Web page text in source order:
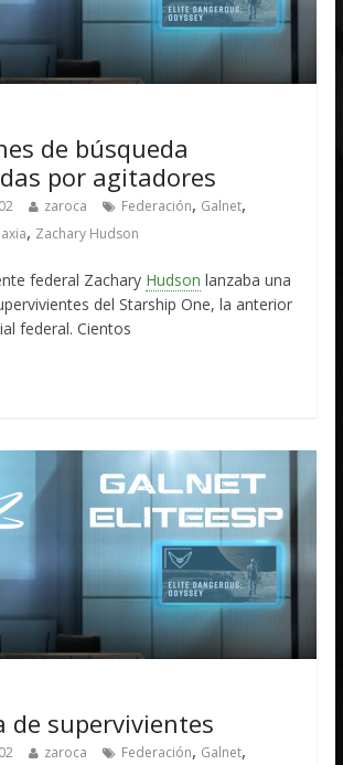
de búsqueda
por agitadores
zaroca Federación, Galnet,
, Zachary Hudson
federal Zachary Hudson lanzaba una
del Starship One, la anterior
federal. Cientos
de supervivientes
zaroca Federación, Galnet,